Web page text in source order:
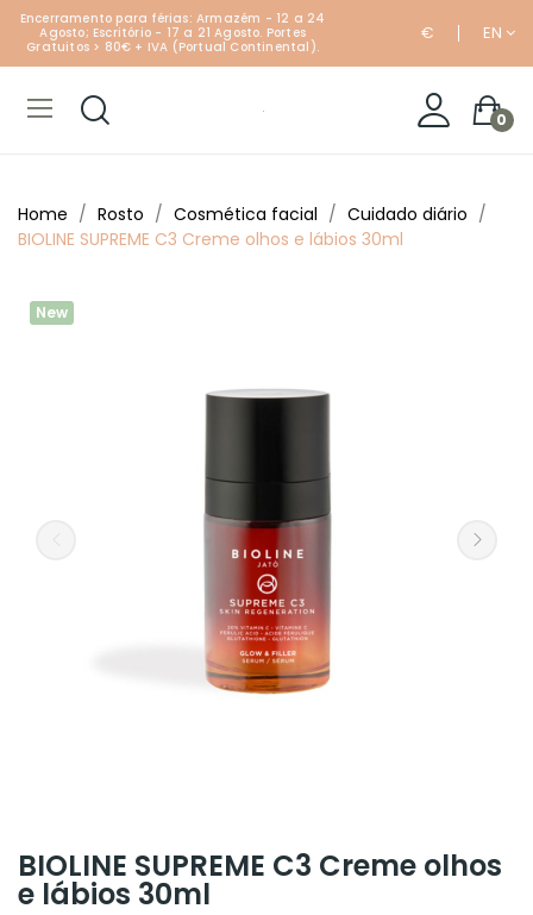
Encerramento para férias: Armazém - 12 a 24
Agosto; Escritório - 17 a 21 Agosto. Portes
Gratuitos > 80€ + IVA (Portual Continental).
€ EN
0
Home Rosto Cosmética facial
Cuidado diário
BIOLINE SUPREME C3 Creme olhos e lábios 30ml
New
BIOLINE SUPREME C3 Creme olhos
e lábios 30ml